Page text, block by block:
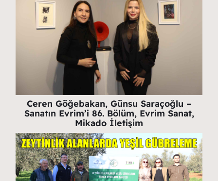
Ceren Göğebakan, Günsu Saraçoğlu –
Sanatın Evrim’i 86. Bölüm, Evrim Sanat,
Mikado İletişim